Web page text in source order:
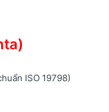
ISO 19798)